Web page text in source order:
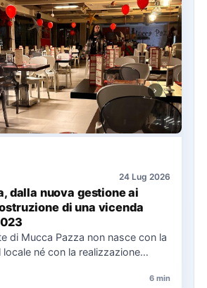
24 Lug 2026
dalla nuova gestione ai
di una vicenda
di Mucca Pazza non nasce con la
né con la realizzazione
6 min